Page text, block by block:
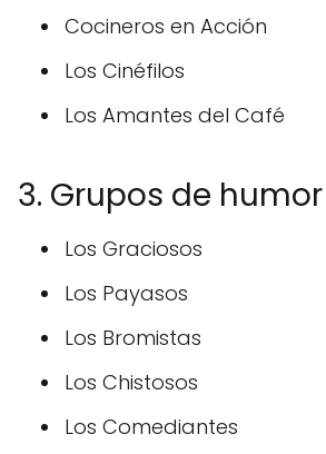
Cocineros en Acción
Los Cinéfilos
Los Amantes del Café
3. Grupos de humor
Los Graciosos
Los Payasos
Los Bromistas
Los Chistosos
Los Comediantes